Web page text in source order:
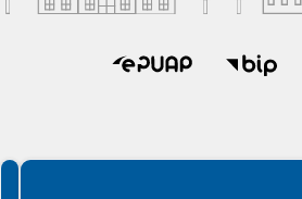
Spełniamy standardy WCAG 2.2
Spełniamy standardy W3C